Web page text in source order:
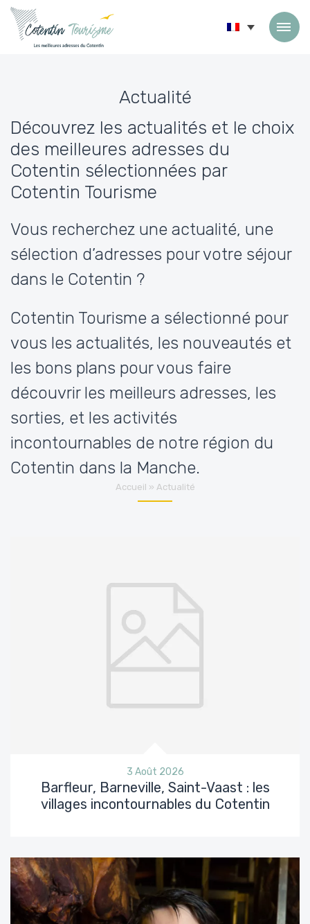
Actualité
Découvrez les actualités et le choix
des meilleures adresses du
Cotentin sélectionnées par
Cotentin Tourisme
Vous recherchez une actualité, une
sélection d’adresses pour votre séjour
dans le Cotentin ?
Cotentin Tourisme a sélectionné pour
vous les actualités, les nouveautés et
les bons plans pour vous faire
découvrir les meilleurs adresses, les
sorties, et les activités
incontournables de notre région du
Cotentin dans la Manche.
Accueil » Actualité
3 Août 2026
Barfleur, Barneville, Saint-Vaast : les
villages incontournables du Cotentin